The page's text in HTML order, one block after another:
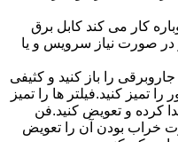
کار می کند کابل برق
در صورت نیاز سرویس و یا
را باز کنید و کثیفی
تمیز کنید.فیلتر ها را تمیز
کرده و تعویض کنید.فن
خراب بودن آن را تعویض